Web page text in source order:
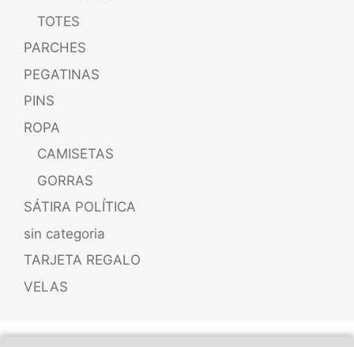
TOTES
PARCHES
PEGATINAS
PINS
ROPA
CAMISETAS
GORRAS
SÁTIRA POLÍTICA
sin categoria
TARJETA REGALO
VELAS